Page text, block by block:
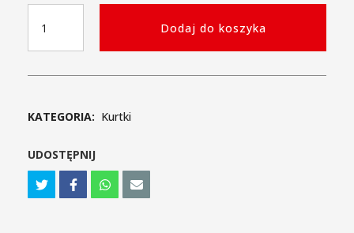
Kurtka
motocyklowa
PPE
Dodaj do koszyka
KATEGORIA: Kurtki
UDOSTĘPNIJ